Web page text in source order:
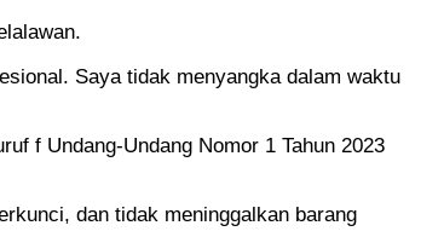
Saya tidak menyangka dalam waktu
f Undang-Undang Nomor 1 Tahun 2023
dan tidak meninggalkan barang